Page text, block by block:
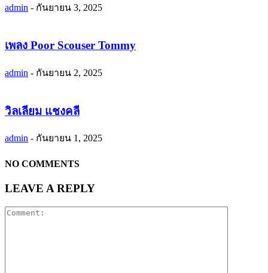
admin - กันยายน 3, 2025
เพลง Poor Scouser Tommy
admin - กันยายน 2, 2025
วิลเลียม แชงคลี
admin - กันยายน 1, 2025
NO COMMENTS
LEAVE A REPLY